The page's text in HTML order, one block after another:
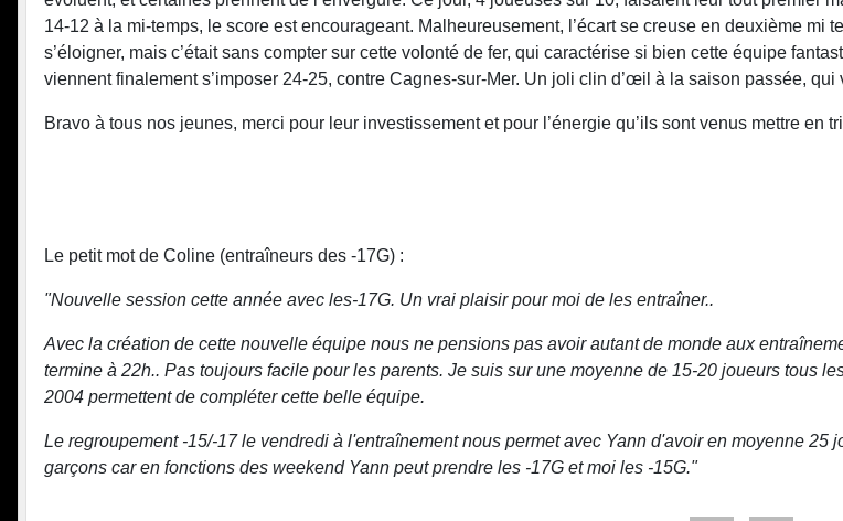
14-12 à la mi-temps, le score est encourageant. Malheureusement, l’écart se creuse en deuxième
s’éloigner, mais c’était sans compter sur cette volonté de fer, qui caractérise si bien cette équipe
viennent finalement s’imposer 24-25, contre Cagnes-sur-Mer. Un joli clin d’œil à la saison passée,
Bravo à tous nos jeunes, merci pour leur investissement et pour l’énergie qu’ils sont venus mettre en
Le petit mot de Coline (entraîneurs des -17G) :
"Nouvelle session cette année avec les-17G. Un vrai plaisir pour moi de les entraîner..
Avec la création de cette nouvelle équipe nous ne pensions pas avoir autant de monde aux
termine à 22h.. Pas toujours facile pour les parents. Je suis sur une moyenne de 15-20 joueurs tous
2004 permettent de compléter cette belle équipe.
Le regroupement -15/-17 le vendredi à l'entraînement nous permet avec Yann d'avoir en moyenne
garçons car en fonctions des weekend Yann peut prendre les -17G et moi les -15G."